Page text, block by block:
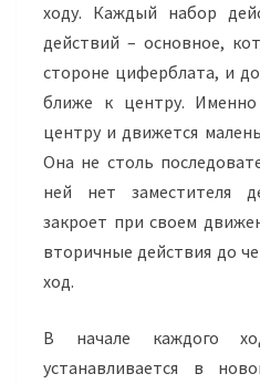
ходу. Каждый набор
действий – основное,
стороне циферблата, и
ближе к центру.
центру и движется
Она не столь
ней нет заместителя
закроет при своем
вторичные действия до
ход.
В начале каждого
устанавливается в